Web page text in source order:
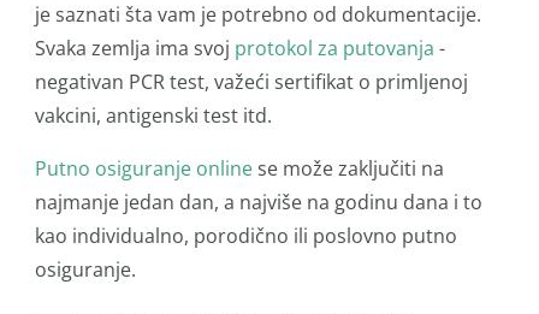
je saznati šta vam je potrebno od dokumentacije.
Svaka zemlja ima svoj protokol za putovanja -
negativan PCR test, važeći sertifikat o primljenoj
vakcini, antigenski test itd.
Putno osiguranje onlinese može zaključiti na
najmanje jedan dan, a najviše na godinu dana i to
kao individualno, porodično ili poslovno putno
osiguranje.